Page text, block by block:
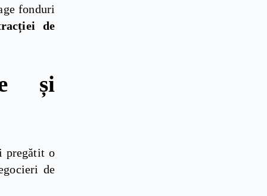
fonduri
de
și
pregătit o
de